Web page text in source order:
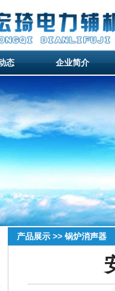
态
态
企业简介
产品展示 >> 锅炉消声器